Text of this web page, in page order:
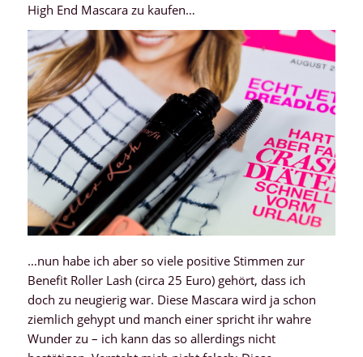
High End Mascara zu kaufen…
…nun habe ich aber so viele positive Stimmen zur
Benefit Roller Lash (circa 25 Euro) gehört, dass ich
doch zu neugierig war. Diese Mascara wird ja schon
ziemlich gehypt und manch einer spricht ihr wahre
Wunder zu – ich kann das so allerdings nicht